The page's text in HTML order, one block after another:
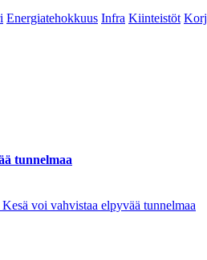
Energiatehokkuus Infra Kiinteistöt
tunnelmaa
voi vahvistaa elpyvää tunnelmaa